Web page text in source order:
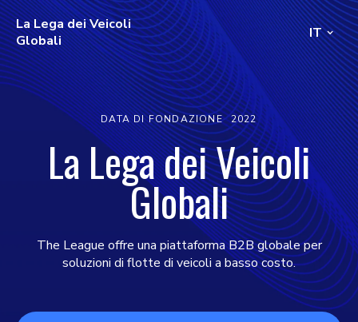
La Lega dei Veicoli
Globali
IT
DATA DI FONDAZIONE 2022
La Lega dei Veicoli
Globali
The League offre una piattaforma B2B globale per
soluzioni di flotte di veicoli a basso costo.